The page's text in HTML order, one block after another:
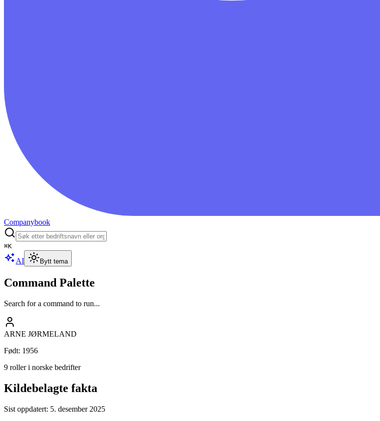
Companybook
⌘K
AI Bytt tema
Command Palette
Search for a command to run...
ARNE JØRMELAND
Født: 1956
9 roller i norske bedrifter
Kildebelagte fakta
Sist oppdatert: 5. desember 2025